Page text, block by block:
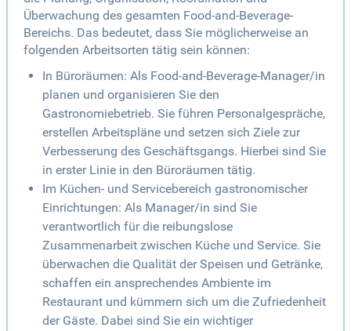
Überwachung des gesamten Food-and-Beverage-
Bereichs. Das bedeutet, dass Sie möglicherweise an
folgenden Arbeitsorten tätig sein können:
In Büroräumen: Als Food-and-Beverage-Manager/in
planen und organisieren Sie den
Gastronomiebetrieb. Sie führen Personalgespräche,
erstellen Arbeitspläne und setzen sich Ziele zur
Verbesserung des Geschäftsgangs. Hierbei sind Sie
in erster Linie in den Büroräumen tätig.
Im Küchen- und Servicebereich gastronomischer
Einrichtungen: Als Manager/in sind Sie
verantwortlich für die reibungslose
Zusammenarbeit zwischen Küche und Service. Sie
überwachen die Qualität der Speisen und Getränke,
schaffen ein ansprechendes Ambiente im
Restaurant und kümmern sich um die Zufriedenheit
der Gäste. Dabei sind Sie ein wichtiger